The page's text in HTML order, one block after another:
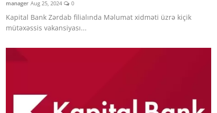
manager Aug 25, 2024 0
Kapital Bank Zərdab filialında Məlumat xidməti üzrə kiçik
mütəxəssis vakansiyası...